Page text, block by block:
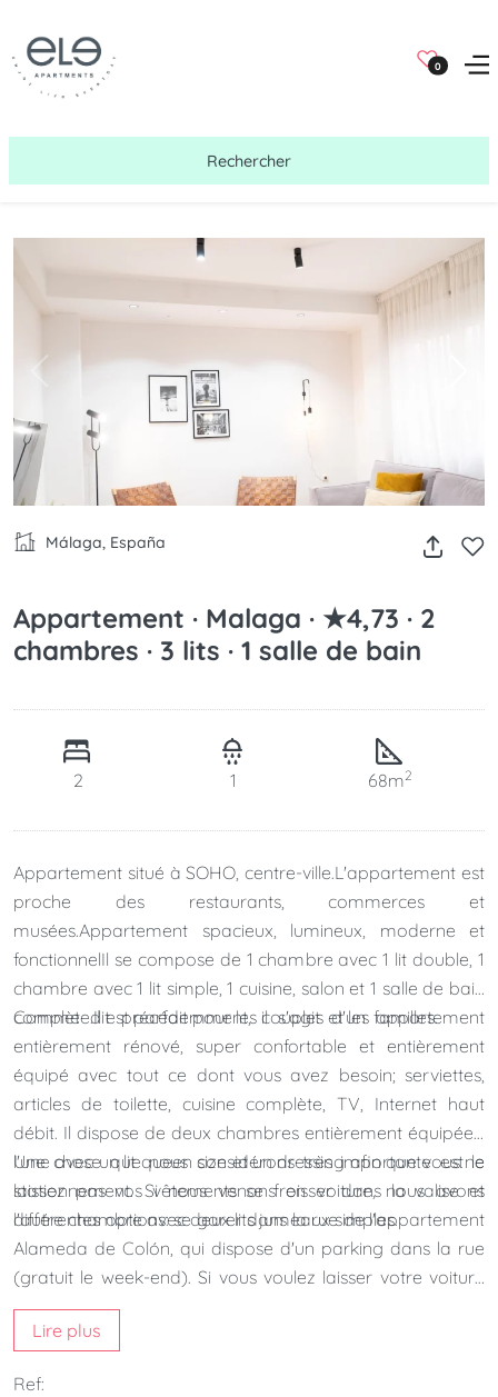
0
Rechercher
Málaga, España
Appartement · Malaga · ★4,73 · 2
chambres · 3 lits · 1 salle de bain
2 1 68m2
Appartement situé à SOHO, centre-ville.L'appartement est
proche des restaurants, commerces et
musées.Appartement spacieux, lumineux, moderne et
fonctionnelIl se compose de 1 chambre avec 1 lit double, 1
chambre avec 1 lit simple, 1 cuisine, salon et 1 salle de bain
complète.Il est parfait pour les couples et les familles.
Comme dit précédemment, il s'agit d'un appartement
entièrement rénové, super confortable et entièrement
équipé avec tout ce dont vous avez besoin; serviettes,
articles de toilette, cuisine complète, TV, Internet haut
débit. Il dispose de deux chambres entièrement équipées,
l'une avec un lit queen size et un dressing afin que vous ne
laissez pas vos vêtements se froisser dans la valise et
l'autre chambre avec deux lits jumeaux simples.
Une chose que nous considérons très importante est le
stationnement. Si nous venons en voiture, nous avons
différentes options: se garer dans la rue de l'appartement
Alameda de Colón, qui dispose d'un parking dans la rue
(gratuit le week-end). Si vous voulez laisser votre voiture
sous couverture, le «Parking Alemania» est vraiment
proche de notre bâtiment. Il en coûte 18,75€ par jour.
Lire plus
Ref: